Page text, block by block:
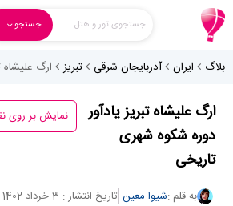
جستجوی تور و هتل جستجو
بلاگ ایران آذربایجان شرقی تبریز ارگ
ارگ علیشاه تبریز یادآور
دوره شکوه شهری
تاریخی
نمایش بر روی
به قلم :شیوا معین تاریخ انتشار : 3 خرداد 1402